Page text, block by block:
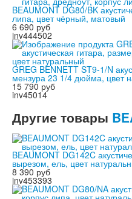
BEAUMONT DG80/BK
липа, цвет чёрный, матовый
6 690 руб
inv444502
GREG BENNETT ST9-1/N
мензура 23 1/4 дюйма, цвет
15 790 руб
inv45014
Другие товары
BEAUMONT DG142C
вырезом, ель, цвет
8 390 руб
inv453393